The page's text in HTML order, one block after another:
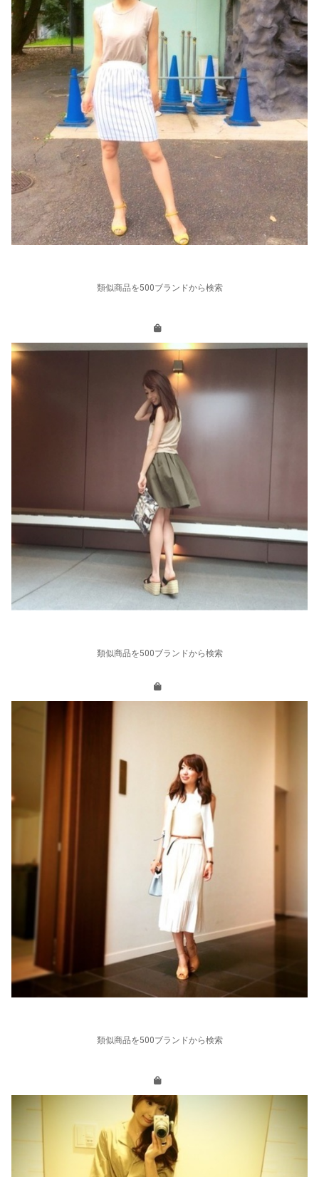
類似商品を500ブランドから検索
類似商品を500ブランドから検索
類似商品を500ブランドから検索